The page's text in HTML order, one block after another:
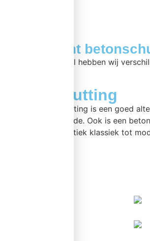
Assortiment
Bij betonschutting.nl hebben wij
Betonschutting
Een betonnen schutting is een goed
is nagenoeg hetzelfde. Ook is een
combinatie. Van rustiek klassiek tot